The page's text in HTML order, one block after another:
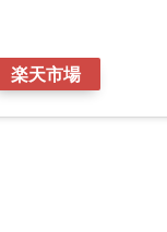
楽天市場